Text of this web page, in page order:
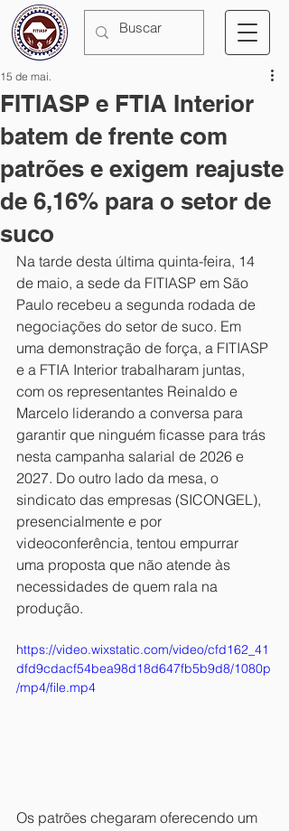
FITIASP e FTIA Interior
batem de frente com
patrões e exigem reajuste
de 6,16% para o setor de
suco
15 de mai.
Na tarde desta última quinta-feira, 14
de maio, a sede da FITIASP em São
Paulo recebeu a segunda rodada de
negociações do setor de suco. Em
uma demonstração de força, a FITIASP
e a FTIA Interior trabalharam juntas,
com os representantes Reinaldo e
Marcelo liderando a conversa para
garantir que ninguém ficasse para trás
nesta campanha salarial de 2026 e
2027. Do outro lado da mesa, o
sindicato das empresas (SICONGEL),
presencialmente e por
videoconferência, tentou empurrar
uma proposta que não atende às
necessidades de quem rala na
produção.
https://video.wixstatic.com/video/cfd162_41
dfd9cdacf54bea98d18d647fb5b9d8/1080p
/mp4/file.mp4
Os patrões chegaram oferecendo um